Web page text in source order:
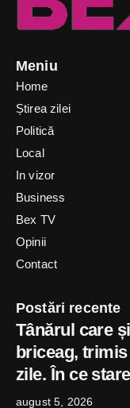
Meniu
Home
Știrea zilei
Politică
Local
In vizor
Business
Bex TV
Opinii
Contact
Postări recente
Tânărul care
briceag,
zile. În ce
august 5, 2026